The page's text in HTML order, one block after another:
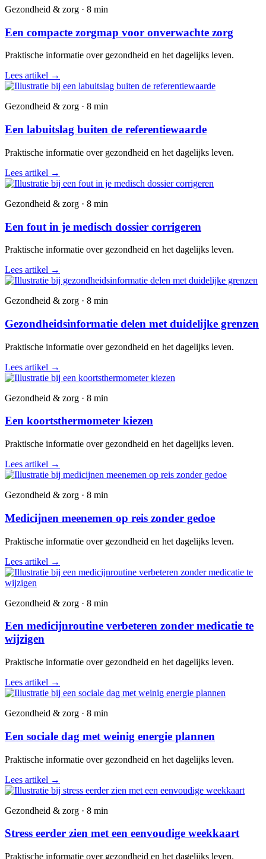
Gezondheid & zorg · 8 min
Een compacte zorgmap voor onverwachte zorg
Praktische informatie over gezondheid en het dagelijks leven.
Lees artikel →
Gezondheid & zorg · 8 min
Een labuitslag buiten de referentiewaarde
Praktische informatie over gezondheid en het dagelijks leven.
Lees artikel →
Gezondheid & zorg · 8 min
Een fout in je medisch dossier corrigeren
Praktische informatie over gezondheid en het dagelijks leven.
Lees artikel →
Gezondheid & zorg · 8 min
Gezondheidsinformatie delen met duidelijke grenzen
Praktische informatie over gezondheid en het dagelijks leven.
Lees artikel →
Gezondheid & zorg · 8 min
Een koortsthermometer kiezen
Praktische informatie over gezondheid en het dagelijks leven.
Lees artikel →
Gezondheid & zorg · 8 min
Medicijnen meenemen op reis zonder gedoe
Praktische informatie over gezondheid en het dagelijks leven.
Lees artikel →
Gezondheid & zorg · 8 min
Een medicijnroutine verbeteren zonder medicatie te
wijzigen
Praktische informatie over gezondheid en het dagelijks leven.
Lees artikel →
Gezondheid & zorg · 8 min
Een sociale dag met weinig energie plannen
Praktische informatie over gezondheid en het dagelijks leven.
Lees artikel →
Gezondheid & zorg · 8 min
Stress eerder zien met een eenvoudige weekkaart
Praktische informatie over gezondheid en het dagelijks leven.